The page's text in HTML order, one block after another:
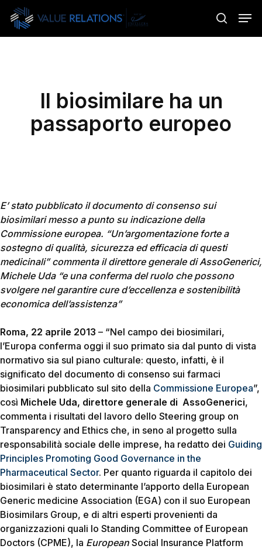
Skip
main
search
Il biosimilare ha un
passaporto europeo
E’ stato pubblicato il documento di consenso sui
biosimilari messo a punto su indicazione della
Commissione europea. “Un’argomentazione forte a
sostegno di qualità, sicurezza ed efficacia di questi
medicinali” commenta il direttore generale di AssoGenerici,
Michele Uda “e una conferma del ruolo che possono
svolgere nel garantire cure d’eccellenza e sostenibilità
economica dell’assistenza”
Roma, 22 aprile 2013 – “Nel campo dei biosimilari,
l’Europa conferma oggi il suo primato sia dal punto di vista
normativo sia sul piano culturale: questo, infatti, è il
significato del documento di consenso sui farmaci
biosimilari pubblicato sul sito della Commissione Europea”,
così Michele Uda, direttore generale di AssoGenerici,
commenta i risultati del lavoro dello Steering group on
Transparency and Ethics che, in seno al progetto sulla
responsabilità sociale delle imprese, ha redatto dei Guiding
Principles Promoting Good Governance in the
Pharmaceutical Sector. Per quanto riguarda il capitolo dei
biosimilari è stato determinante l’apporto della European
Generic medicine Association (EGA) con il suo European
Biosimilars Group, e di altri esperti provenienti da
organizzazioni quali lo Standing Committee of European
Doctors (CPME), la European Social Insurance Platform